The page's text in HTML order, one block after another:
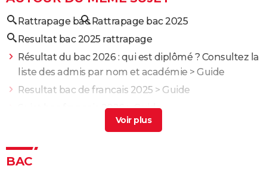
Rattrapage bac Rattrapage bac 2025
Resultat bac 2025 rattrapage
Résultat du bac 2026 : qui est diplômé ? Consultez la
liste des admis par nom et académie > Guide
Resultat bac de francais 2025 > Guide
Sujet bac français 2026> Guide
> Guide
BAC